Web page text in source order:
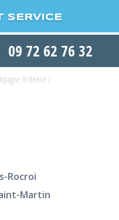
SERVICE
09 72 62 76 32
Ardenne /
Rocroi
Martin